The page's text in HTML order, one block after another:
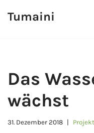
Tumaini
Das
wächst
31. Dezember 2018